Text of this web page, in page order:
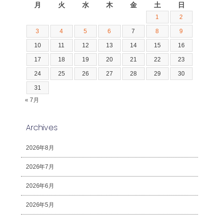
月 火 水 木 金 土 日
1 2
3 4 5 6 7 8 9
10 11 12 13 14 15 16
17 18 19 20 21 22 23
24 25 26 27 28 29 30
31
« 7月
Archives
2026年8月
2026年7月
2026年6月
2026年5月